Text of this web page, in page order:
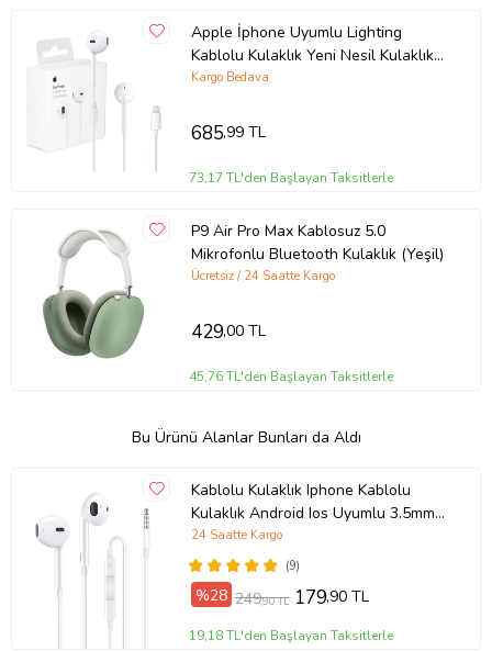
Apple İphone Uyumlu Lighting
Kablolu Kulaklık Yeni Nesil Kulaklık
Iphone 11-12-13-14 Pro / Pro Max
Kargo Bedava
685,99 TL
73,17 TL'den Başlayan Taksitlerle
P9 Air Pro Max Kablosuz 5.0
Mikrofonlu Bluetooth Kulaklık (Yeşil)
Ücretsiz / 24 Saatte Kargo
429,00 TL
45,76 TL'den Başlayan Taksitlerle
Bu Ürünü Alanlar Bunları da Aldı
Kablolu Kulaklık Iphone Kablolu
Kulaklık Android Ios Uyumlu 3.5mm
Kulaklık (Beyaz)
(9)
24 Saatte Kargo
%28 249,90 TL 179,90 TL
19,18 TL'den Başlayan Taksitlerle